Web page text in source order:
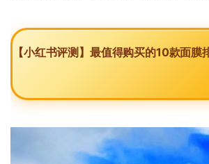
【小红书评测】最值得购买的10款面膜